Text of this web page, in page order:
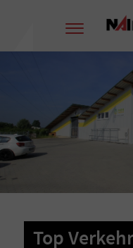
Top